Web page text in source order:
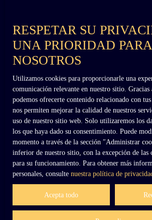
+33 (0)6 02 27 54 27
RESPETAR SU
UNA PRIORIDAD PARA
NOSOTROS
Utilizamos cookies para proporcionarle una
comunicación relevante en nuestro sitio. Gracias
podemos ofrecerte contenido relacionado con
nos permiten mejorar la calidad de nuestros
uso de nuestro sitio web. Solo utilizaremos los
los que haya dado su consentimiento. Puede
momento a través de la sección ″Administrar
inferior de nuestro sitio, con la excepción de las
para su funcionamiento. Para obtener más
personales, consulte nuestra política de
Acepta todo